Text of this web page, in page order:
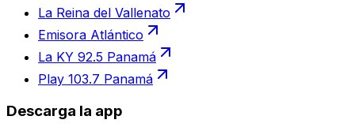
La Reina del Vallenato
Emisora Atlántico
La KY 92.5 Panamá
Play 103.7 Panamá
Descarga la app